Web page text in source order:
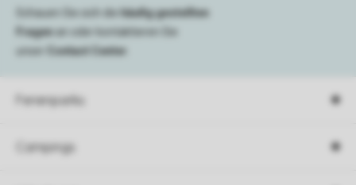
Ferienparks
Campings
Schauen Sie sich die
häufig gestellten
Fragen an oder kontaktieren Sie
unser
Contact Center